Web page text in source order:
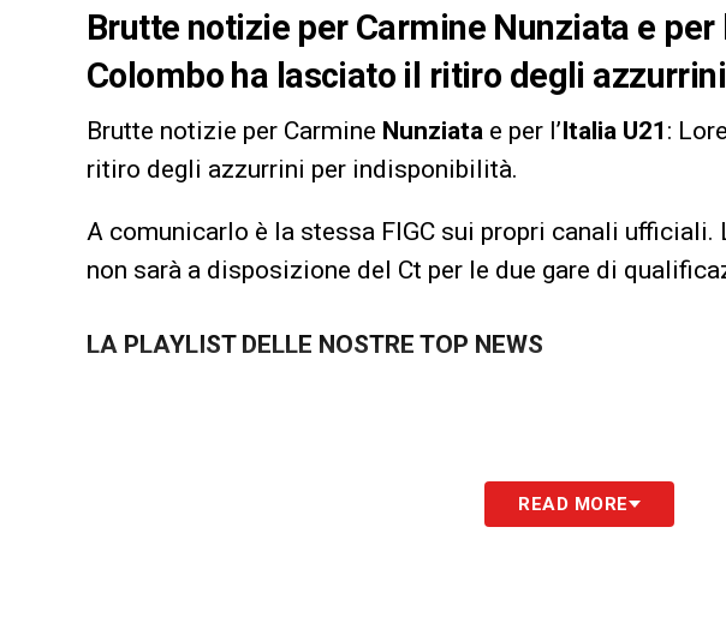
Brutte notizie per Carmine Nunziata e per
Colombo ha lasciato il ritiro degli
Brutte notizie per Carmine Nunziata e per l’Italia U21 :
ritiro degli azzurrini per indisponibilità.
A comunicarlo è la stessa FIGC sui propri canali ufficiali.
non sarà a disposizione del Ct per le due gare di
LA PLAYLIST DELLE NOSTRE TOP NEWS
READ MORE